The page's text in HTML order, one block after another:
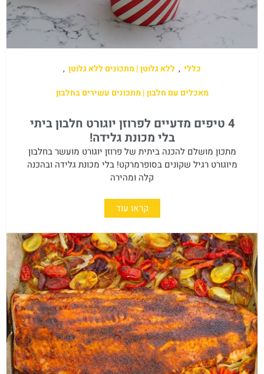
כללי , ללא גלוטן | מתכונים ללא גלוטן ,
מאכלים עם חלבון | מתכונים עשירים בחלבון
4 טיפים מדעיים לפרוזן יוגורט חלבון ביתי
בלי מכונת גלידה!
מתכון מושלם להכנה ביתית של פרוזן יוגורט מועשר בחלבון
מיוגורט רגיל שקונים בסופרמרקט! בלי מכונת גלידה ובהכנה
קלה ומהירה
קראו עוד